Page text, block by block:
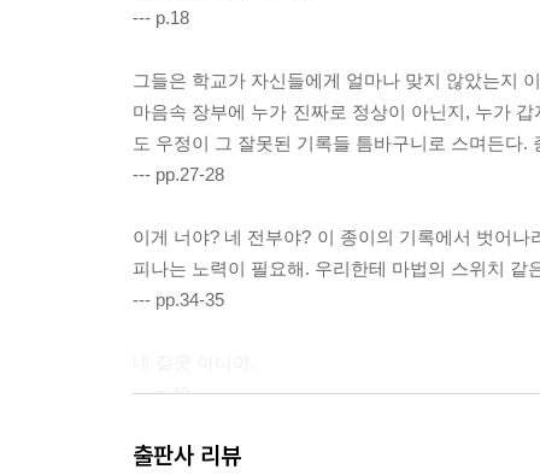
--- p.18
그들은 학교가 자신들에게 얼마나 맞지 않았는지
마음속 장부에 누가 진짜로 정상이 아닌지, 누가
도 우정이 그 잘못된 기록들 틈바구니로 스며든다
--- pp.27-28
이게 너야? 네 전부야? 이 종이의 기록에서 벗어
피나는 노력이 필요해. 우리한테 마법의 스위치 같
--- pp.34-35
--- p.40
밤은 감각이 뒤범벅된 기억들의 파편, 그 깜빡이
출판사 리뷰